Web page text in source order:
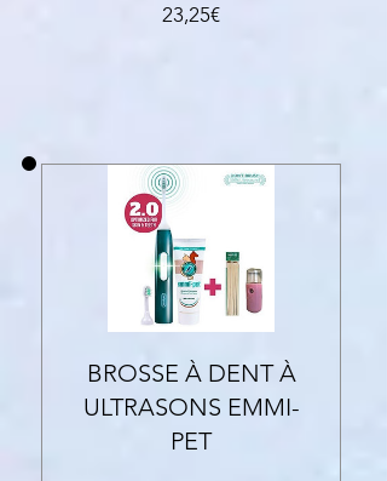
23,25€Prezzo
BROSSE À DENT À
ULTRASONS EMMI-
PET